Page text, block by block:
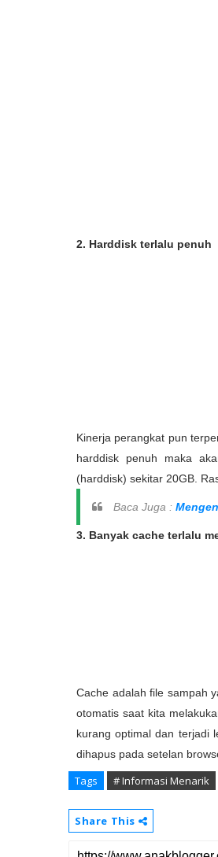
2. Harddisk terlalu penuh
Kinerja perangkat pun
harddisk penuh maka
(harddisk) sekitar 20GB.
Baca Juga :
3. Banyak cache terlalu
Cache adalah file sampah
otomatis saat kita
kurang optimal dan terjadi
dihapus pada setelan
Tags # Informasi Menarik
Share This